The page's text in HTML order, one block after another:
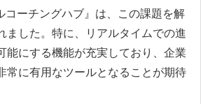
コーチングハブ』は、この課題を解
ました。特に、リアルタイムでの進
能にする機能が充実しており、企業
常に有用なツールとなることが期待